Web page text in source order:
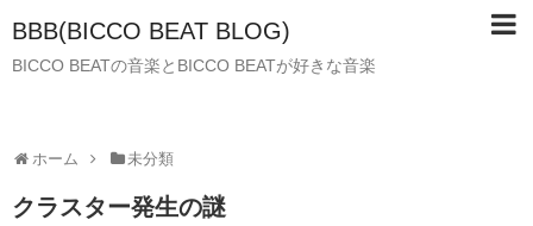
BBB(BICCO BEAT BLOG)
BICCO BEATの音楽とBICCO BEATが好きな音楽
ホーム 未分類
クラスター発生の謎